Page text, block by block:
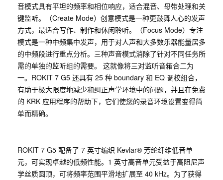
音模式具有平坦的频率和相位响应，适合混音、母带处理和关
键监听。（Create Mode）创意模式是一种更鼓舞人心的发声
方式，最适合写作、制作和休闲聆听。（Focus Mode）专注
模式是一种中频集中发声，用于对人声和大多数乐器能量居多
的中频段进行重点分析。三种声音模式消除了针对不同任务所
需的单独的监听组的需要。 这就像将三对监听音箱合二为
一。ROKIT 7 G5 还具有 25 种 boundary 和 EQ 调校组合，
有助于极大限度地减少和纠正声学环境中的问题，并且在免费
的 KRK 应用程序的帮助下，它们使您的录音环境设置变得简
单而精确。
ROKIT 7 G5 配备了 7 英寸编织 Kevlar® 芳纶纤维低音单
元，可实现卓越的低频性能。1 英寸高音单元受益于高阻尼声
学丝质圆顶，可将频率范围平滑地扩展至 40 kHz。为了获得